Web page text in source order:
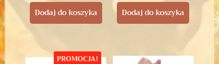
Dodaj do koszyka Dodaj do koszyka
PROMOCJA!